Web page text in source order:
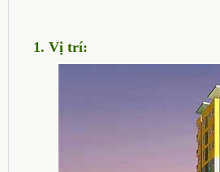
1. Vị trí: